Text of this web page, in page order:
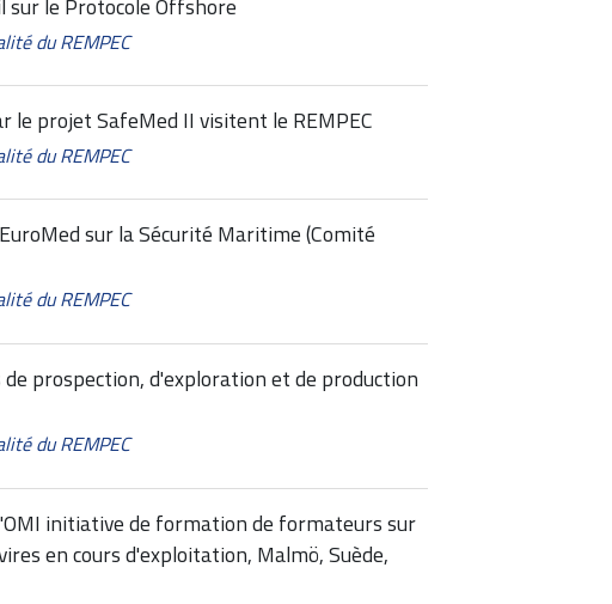
sur le Protocole Offshore
du REMPEC
le projet SafeMed II visitent le REMPEC
du REMPEC
sur la Sécurité Maritime (Comité
du REMPEC
prospection, d'exploration et de production
du REMPEC
initiative de formation de formateurs sur
en cours d'exploitation, Malmö, Suède,